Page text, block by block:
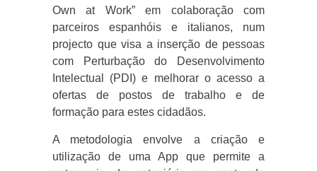
Own at Work” em colaboração com
parceiros espanhóis e italianos, num
projecto que visa a inserção de pessoas
com Perturbação do Desenvolvimento
Intelectual (PDI) e melhorar o acesso a
ofertas de postos de trabalho e de
formação para estes cidadãos.
A metodologia envolve a criação e
utilização de uma App que permite a